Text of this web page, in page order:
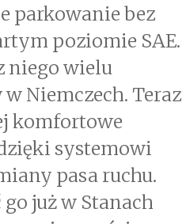
parkowanie bez
poziomie SAE.
niego wielu
Niemczech. Teraz
komfortowe
systemowi
pasa ruchu.
już w Stanach